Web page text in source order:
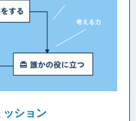
ション